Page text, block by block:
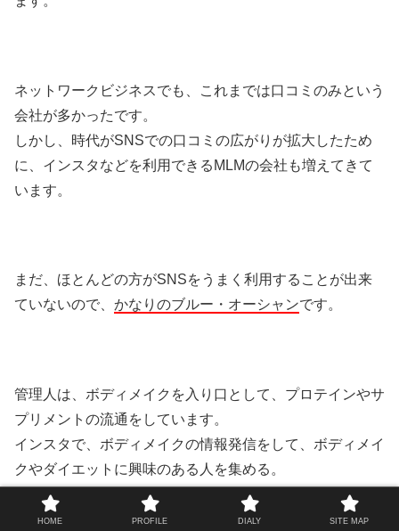
ネットワークビジネスでも、これまでは口コミのみという
会社が多かったです。
しかし、時代がSNSでの口コミの広がりが拡大したため
に、インスタなどを利用できるMLMの会社も増えてきて
います。
まだ、ほとんどの方がSNSをうまく利用することが出来
ていないので、 かなりのブルー・オーシャンです。
管理人は、ボディメイクを入り口として、プロテインやサ
プリメントの流通をしています。
インスタで、ボディメイクの情報発信をして、ボディメイ
クやダイエットに興味のある人を集める。
これだけで、MLMの商品などをインスタに投稿する必要
HOME PROFILE DIALY SITE MAP